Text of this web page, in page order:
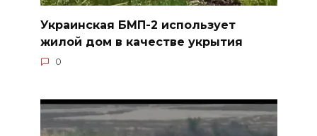
Украинская БМП-2 использует
жилой дом в качестве укрытия
0